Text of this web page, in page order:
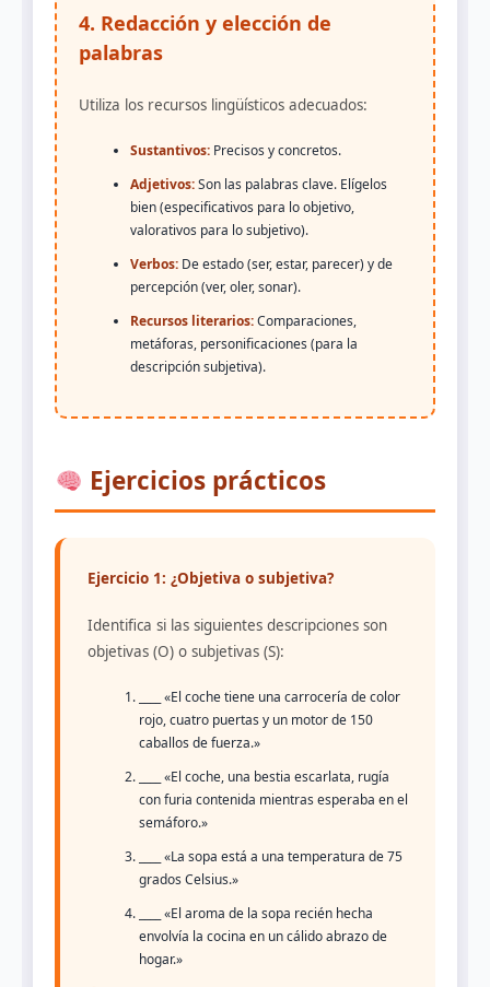
4. Redacción y elección de
palabras
Utiliza los recursos lingüísticos adecuados:
Sustantivos: Precisos y concretos.
Adjetivos:Son las palabras clave. Elígelos
bien (especificativos para lo objetivo,
valorativos para lo subjetivo).
Verbos: De estado (ser, estar, parecer) y de
percepción (ver, oler, sonar).
Recursos literarios:Comparaciones,
metáforas, personificaciones (para la
descripción subjetiva).
Ejercicios prácticos
Ejercicio 1: ¿Objetiva o subjetiva?
Identifica si las siguientes descripciones son
objetivas (O) o subjetivas (S):
____ «El coche tiene una carrocería de color
rojo, cuatro puertas y un motor de 150
caballos de fuerza.»
____ «El coche, una bestia escarlata, rugía
con furia contenida mientras esperaba en el
semáforo.»
____ «La sopa está a una temperatura de 75
grados Celsius.»
____ «El aroma de la sopa recién hecha
envolvía la cocina en un cálido abrazo de
hogar.»